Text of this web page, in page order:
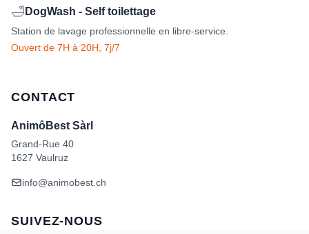
🛁 DogWash - Self toilettage
Station de lavage professionnelle en libre-service.
Ouvert de 7H à 20H, 7j/7
CONTACT
AnimôBest Sàrl
Grand-Rue 40
1627 Vaulruz
info@animobest.ch
SUIVEZ-NOUS